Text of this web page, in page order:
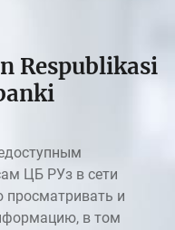
Respublikasi
ЦБ РУз в сети
просматривать и
в том